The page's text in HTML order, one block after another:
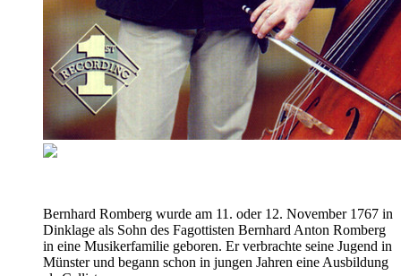
Bernhard Romberg wurde am 11. oder 12. November 1767 in
Dinklage als Sohn des Fagottisten Bernhard Anton Romberg
in eine Musikerfamilie geboren. Er verbrachte seine Jugend in
Münster und begann schon in jungen Jahren eine Ausbildung